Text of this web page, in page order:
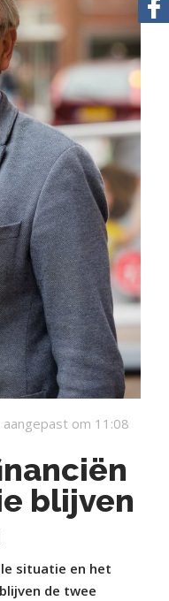
aangepast om 11:08
blijven
situatie en het
de twee